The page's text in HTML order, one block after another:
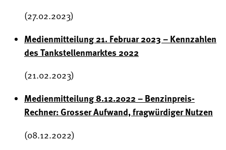
(27.02.2023)
Medienmitteilung 21. Februar 2023 – Kennzahlen
des Tankstellenmarktes 2022
(21.02.2023)
Medienmitteilung 8.12.2022 – Benzinpreis-
Rechner: Grosser Aufwand, fragwürdiger Nutzen
(08.12.2022)